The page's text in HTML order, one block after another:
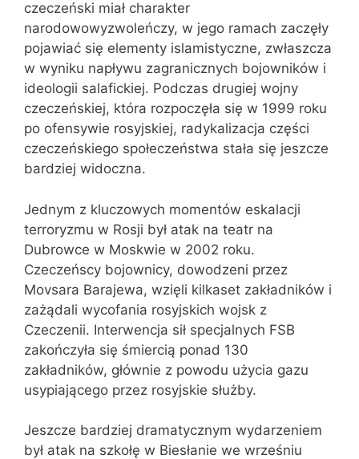
czeczeński miał charakter
narodowowyzwoleńczy, w jego ramach zaczęły
pojawiać się elementy islamistyczne, zwłaszcza
w wyniku napływu zagranicznych bojowników i
ideologii salafickiej. Podczas drugiej wojny
czeczeńskiej, która rozpoczęła się w 1999 roku
po ofensywie rosyjskiej, radykalizacja części
czeczeńskiego społeczeństwa stała się jeszcze
bardziej widoczna.
Jednym z kluczowych momentów eskalacji
terroryzmu w Rosji był atak na teatr na
Dubrowce w Moskwie w 2002 roku.
Czeczeńscy bojownicy, dowodzeni przez
Movsara Barajewa, wzięli kilkaset zakładników i
zażądali wycofania rosyjskich wojsk z
Czeczenii. Interwencja sił specjalnych FSB
zakończyła się śmiercią ponad 130
zakładników, głównie z powodu użycia gazu
usypiającego przez rosyjskie służby.
Jeszcze bardziej dramatycznym wydarzeniem
był atak na szkołę w Biesłanie we wrześniu